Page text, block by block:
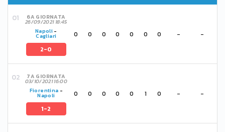
6A GIORNATA
26/09/2021 18:45
Napoli -
Cagliari
2-0
0 0 0 0 0 0 0 - -
7A GIORNATA
03/10/2021 16:00
Fiorentina -
Napoli
1-2
0 0 0 0 0 1 0 - -